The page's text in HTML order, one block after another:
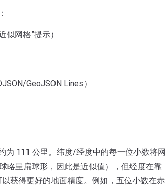
网格”提示）
GeoJSON Lines）
为 111 公里。纬度/经度中的每一位小数将网
略呈扁球形，因此是近似值），但经度在靠
获得更好的地面精度。例如，五位小数在赤